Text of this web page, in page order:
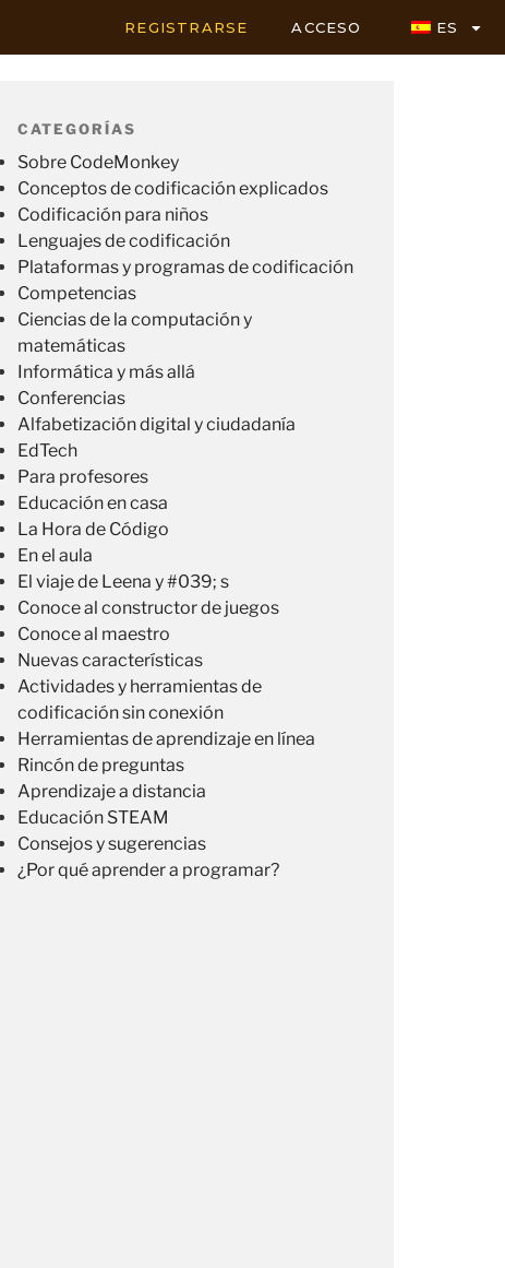
REGISTRARSE ACCESO ES
CATEGORÍAS
Sobre CodeMonkey
Conceptos de codificación explicados
Codificación para niños
Lenguajes de codificación
Plataformas y programas de codificación
Competencias
Ciencias de la computación y
matemáticas
Informática y más allá
Conferencias
Alfabetización digital y ciudadanía
EdTech
Para profesores
Educación en casa
La Hora de Código
En el aula
El viaje de Leena y #039; s
Conoce al constructor de juegos
Conoce al maestro
Nuevas características
Actividades y herramientas de
codificación sin conexión
Herramientas de aprendizaje en línea
Rincón de preguntas
Aprendizaje a distancia
Educación STEAM
Consejos y sugerencias
¿Por qué aprender a programar?